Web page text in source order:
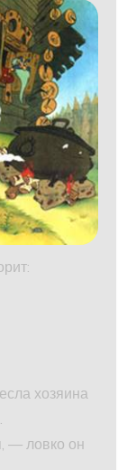
хозяина
— ловко он